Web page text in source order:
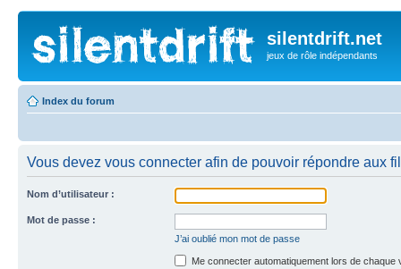
silentdrift.net
jeux de rôle indépendants
Index du forum
Vous devez vous connecter afin de pouvoir répondre aux
Nom d’utilisateur :
Mot de passe :
J’ai oublié mon mot de passe
Me connecter automatiquement lors de chaque